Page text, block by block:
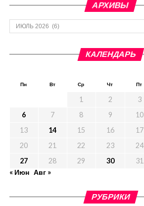
АРХИВЫ
Архивы
КАЛЕНДАРЬ
Пн Вт Ср Чт Пт
1 2 3
6
7 8 9 10
13
14 15 16 17
20
21 22 23 24
27
28 29 30
31
« Июн Авг »
РУБРИКИ